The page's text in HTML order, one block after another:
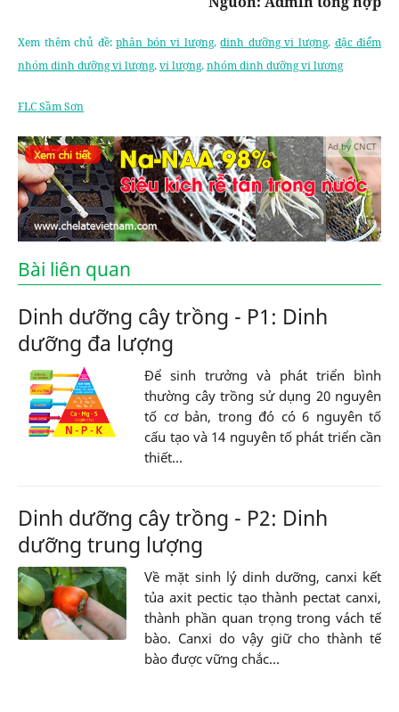
Xem thêm chủ đề:phân bón vi lượng,dinh dưỡng vi lượng, đặc điểm
nhóm dinh dưỡng vi lượng,vi lượng,nhóm dinh dưỡng vi lương
FLC Sầm Sơn
Ad by CNCT
Bài liên quan
Dinh dưỡng cây trồng - P1: Dinh
dưỡng đa lượng
Để sinh trưởng và phát triển bình
thường cây trồng sử dụng 20 nguyên
tố cơ bản, trong đó có 6 nguyên tố
cấu tạo và 14 nguyên tố phát triển cần
thiết...
Dinh dưỡng cây trồng - P2: Dinh
dưỡng trung lượng
Về mặt sinh lý dinh dưỡng, canxi kết
tủa axit pectic tạo thành pectat canxi,
thành phần quan trọng trong vách tế
bào. Canxi do vậy giữ cho thành tế
bào được vững chắc...